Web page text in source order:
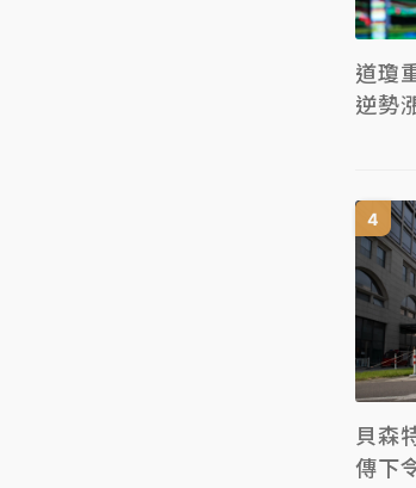
道瓊
逆勢
貝森
傳下